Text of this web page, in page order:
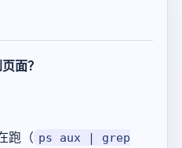
面？
跑（ ps aux | grep